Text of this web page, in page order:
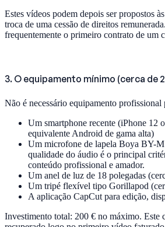
Estes vídeos podem depois ser propostos
troca de uma cessão de direitos
frequentemente o primeiro contrato de um
3. O equipamento mínimo (cerca de
Não é necessário equipamento profissional
Um smartphone recente (iPhone 12
equivalente Android de gama alta)
Um microfone de lapela Boya BY-
qualidade do áudio é o principal
conteúdo profissional e amador.
Um anel de luz de 18 polegadas
Um tripé flexível tipo Gorillapod
A aplicação CapCut para edição,
Investimento total: 200 € no máximo. Este